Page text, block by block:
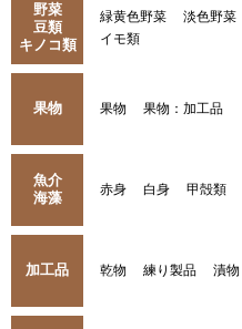
野菜
豆類
キノコ類
緑黄色野菜 淡色野菜
イモ類
果物 果物 果物：加工品
魚介
海藻
赤身 白身 甲殻類
加工品 乾物 練り製品 漬物